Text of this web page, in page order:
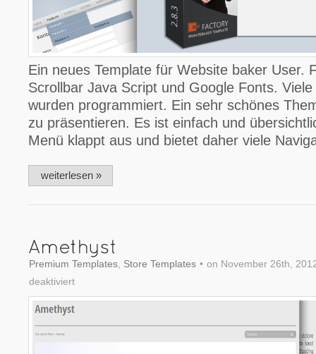
Ein neues Template für Website baker User.
Scrollbar Java Script und Google Fonts.
wurden programmiert. Ein sehr schönes
zu präsentieren. Es ist einfach und
Menü klappt aus und bietet daher viele
weiterlesen »
Premium Templates Store Templates • on November 26th,
deaktiviert